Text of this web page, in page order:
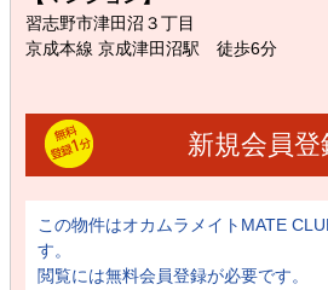
習志野市津田沼３丁目
京成本線 京成津田沼駅 徒歩6分
新規会員登
この物件はオカムラメイトMATE
す。
閲覧には無料会員登録が必要です。